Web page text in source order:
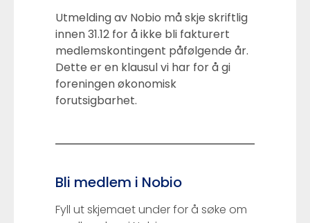
Utmelding av Nobio må skje skriftlig
innen 31.12 for å ikke bli fakturert
medlemskontingent påfølgende år.
Dette er en klausul vi har for å gi
foreningen økonomisk
forutsigbarhet.
Bli medlem i Nobio
Fyll ut skjemaet under for å søke om